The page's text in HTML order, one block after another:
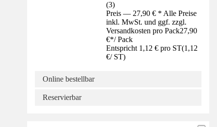
(3)
Preis — 27,90 € * Alle Preise
inkl. MwSt. und ggf. zzgl.
Versandkosten pro Pack27,90
€*/ Pack
Entspricht 1,12 € pro ST(1,12
€/ ST)
Online bestellbar
Reservierbar